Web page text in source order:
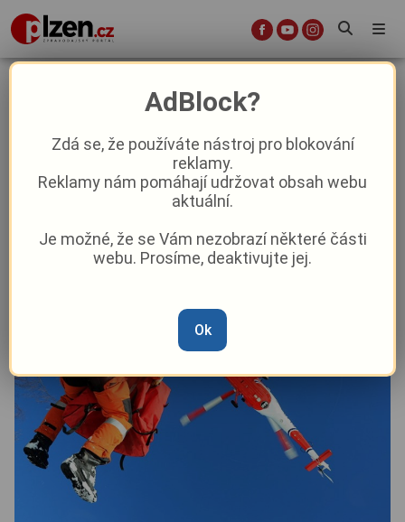
V Rokycanech spadli parašutisté.
Záchranáři vyhlásili hromadné
postižení osob
Aktuality Krimi Aktuálně
Marie Osvaldová –21. 6.|16:01
AdBlock?
Zdá se, že používáte nástroj pro blokování
reklamy.
Reklamy nám pomáhají udržovat obsah webu
aktuální.
Je možné, že se Vám nezobrazí některé části
webu. Prosíme, deaktivujte jej.
Ok